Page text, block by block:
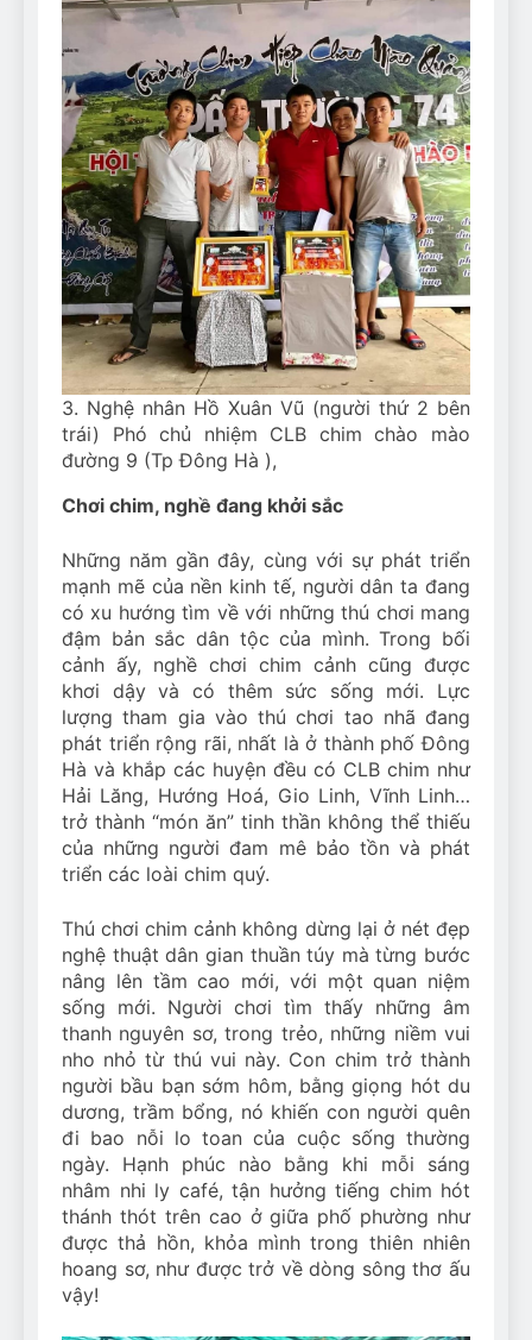
3. Nghệ nhân Hồ Xuân Vũ (người thứ 2 bên
trái) Phó chủ nhiệm CLB chim chào mào
đường 9 (Tp Đông Hà ),
Chơi chim, nghề đang khởi sắc
Những năm gần đây, cùng với sự phát triển
mạnh mẽ của nền kinh tế, người dân ta đang
có xu hướng tìm về với những thú chơi mang
đậm bản sắc dân tộc của mình. Trong bối
cảnh ấy, nghề chơi chim cảnh cũng được
khơi dậy và có thêm sức sống mới. Lực
lượng tham gia vào thú chơi tao nhã đang
phát triển rộng rãi, nhất là ở thành phố Đông
Hà và khắp các huyện đều có CLB chim như
Hải Lăng, Hướng Hoá, Gio Linh, Vĩnh Linh…
trở thành “món ăn” tinh thần không thể thiếu
của những người đam mê bảo tồn và phát
triển các loài chim quý.
Thú chơi chim cảnh không dừng lại ở nét đẹp
nghệ thuật dân gian thuần túy mà từng bước
nâng lên tầm cao mới, với một quan niệm
sống mới. Người chơi tìm thấy những âm
thanh nguyên sơ, trong trẻo, những niềm vui
nho nhỏ từ thú vui này. Con chim trở thành
người bầu bạn sớm hôm, bằng giọng hót du
dương, trầm bổng, nó khiến con người quên
đi bao nỗi lo toan của cuộc sống thường
ngày. Hạnh phúc nào bằng khi mỗi sáng
nhâm nhi ly café, tận hưởng tiếng chim hót
thánh thót trên cao ở giữa phố phường như
được thả hồn, khỏa mình trong thiên nhiên
hoang sơ, như được trở về dòng sông thơ ấu
vậy!